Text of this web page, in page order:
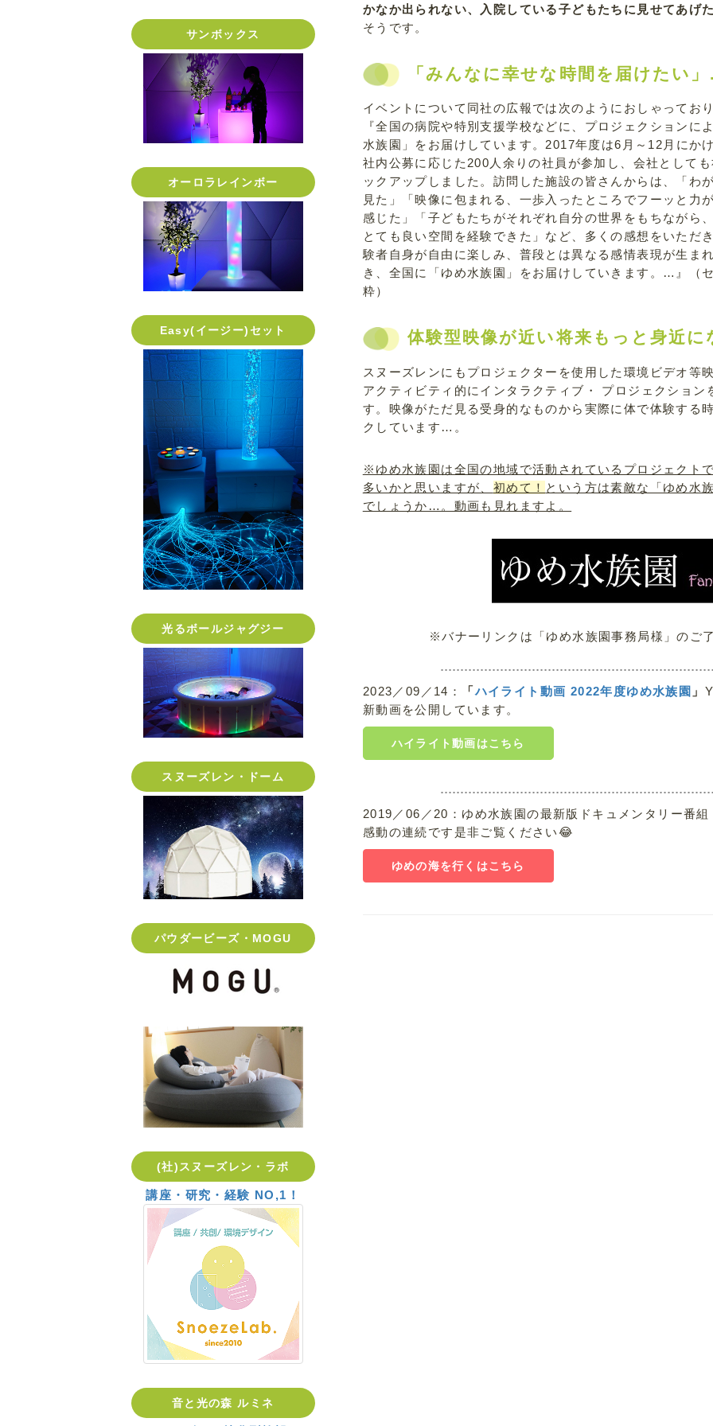
かなか出られない、入院している子どもたちに見せてあげ
そうです。
「みんなに幸せな時間を届けたい
イベントについて同社の広報では次のようにおしゃってお
『全国の病院や特別支援学校などに、プロジェクションに
水族園」をお届けしています。2017年度は6月～12月にか
社内公募に応じた200人余りの社員が参加し、会社として
ックアップしました。訪問した施設の皆さんからは、「わ
見た」「映像に包まれる、一歩入ったところでフーッと力
感じた」「子どもたちがそれぞれ自分の世界をもちながら
とても良い空間を経験できた」など、多くの感想をいただ
験者自身が自由に楽しみ、普段とは異なる感情表現が生ま
き、全国に「ゆめ水族園」をお届けしていきます。…』（
粋）
体験型映像が近い将来もっと身近
スヌーズレンにもプロジェクターを使用した環境ビデオ等
アクティビティ的にインタラクティブ・ プロジェクショ
す。映像がただ見る受身的なものから実際に体で体験する
クしています…。
※ゆめ水族園は全国の地域で活動されているプロジェクト
多いかと思いますが、 初めて！ という方は素敵な「ゆめ水
でしょうか…。動画も見れますよ。
※バナーリンクは「ゆめ水族園事務局様」のご
2023／09／14： 「ハイライト動画 2022年度ゆめ水族園 」
新動画を公開しています。
ハイライト動画はこちら
2019／06／20：ゆめ水族園の最新版ドキュメンタリー番組
感動の連続です是非ご覧ください😂
ゆめの海を行くはこちら
サンボックス
オーロラレインボー
Easy(イージー)セット
光るボールジャグジー
スヌーズレン・ドーム
パウダービーズ・MOGU
(社)スヌーズレン・ラボ
講座・研究・経験 NO,1！
音と光の森 ルミネ